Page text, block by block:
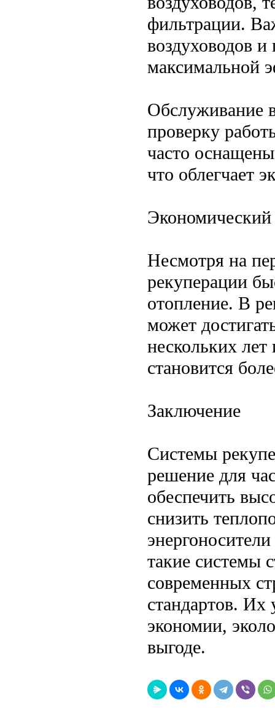
фильтрации.
воздуховодов
максимальной
Обслуживание
проверку
часто
что облегчает
Несмотря на
рекуперации
отопление. В
может
нескольких
становится
Заключение
Системы
решение для
обеспечить
снизить
такие системы
современных
стандартов.
экономии,
выгоде.